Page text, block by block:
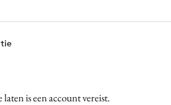
is een account vereist.